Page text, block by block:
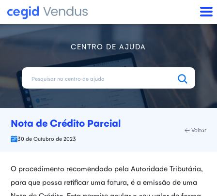
CENTRO DE AJUDA
Nota de Crédito Parcial
30 de Outubro de 2023
Voltar
O procedimento recomendado pela Autoridade Tributária,
para que possa retificar uma fatura, é a emissão de uma